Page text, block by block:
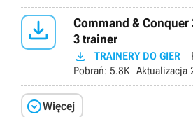

Command &
3 trainer
 TRAINERY DO GIER
Pobrań: 5.8K Aktualizacja
Więcej